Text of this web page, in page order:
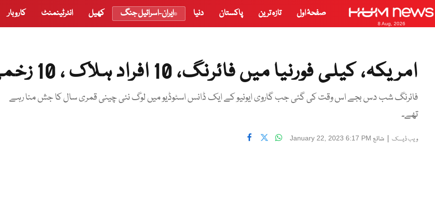
8 Aug, 2026
صفحۂ اول تازہ ترین پاکستان دنیا ایران-اسرائیل جنگ کھیل انٹرٹینمنٹ کاروبار
امریکہ، کیلی فورنیا میں فائرنگ، 10 افراد ہلاک ، 10 زخمی
فائرنگ شب دس بجے اس وقت کی گئی جب گاروی ایونیو کے ایک ڈانس اسٹوڈیو میں لوگ نئی چینی قمری سال کا جش منا رہے
تھے۔
ویب ڈیسک | شائع January 22, 2023 6:17 PM